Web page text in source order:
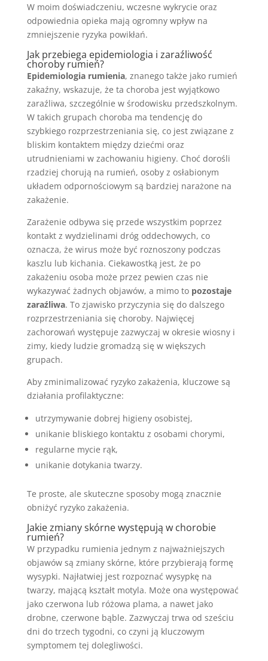
W moim doświadczeniu, wczesne wykrycie oraz
odpowiednia opieka mają ogromny wpływ na
zmniejszenie ryzyka powikłań.
Jak przebiega epidemiologia i zaraźliwość
choroby rumień?
Epidemiologia rumienia, znanego także jako rumień
zakaźny, wskazuje, że ta choroba jest wyjątkowo
zaraźliwa, szczególnie w środowisku przedszkolnym.
W takich grupach choroba ma tendencję do
szybkiego rozprzestrzeniania się, co jest związane z
bliskim kontaktem między dziećmi oraz
utrudnieniami w zachowaniu higieny. Choć dorośli
rzadziej chorują na rumień, osoby z osłabionym
układem odpornościowym są bardziej narażone na
zakażenie.
Zarażenie odbywa się przede wszystkim poprzez
kontakt z wydzielinami dróg oddechowych, co
oznacza, że wirus może być roznoszony podczas
kaszlu lub kichania. Ciekawostką jest, że po
zakażeniu osoba może przez pewien czas nie
wykazywać żadnych objawów, a mimo to pozostaje
zaraźliwa. To zjawisko przyczynia się do dalszego
rozprzestrzeniania się choroby. Najwięcej
zachorowań występuje zazwyczaj w okresie wiosny i
zimy, kiedy ludzie gromadzą się w większych
grupach.
Aby zminimalizować ryzyko zakażenia, kluczowe są
działania profilaktyczne:
utrzymywanie dobrej higieny osobistej,
unikanie bliskiego kontaktu z osobami chorymi,
regularne mycie rąk,
unikanie dotykania twarzy.
Te proste, ale skuteczne sposoby mogą znacznie
obniżyć ryzyko zakażenia.
Jakie zmiany skórne występują w chorobie
rumień?
W przypadku rumienia jednym z najważniejszych
objawów są zmiany skórne, które przybierają formę
wysypki. Najłatwiej jest rozpoznać wysypkę na
twarzy, mającą kształt motyla. Może ona występować
jako czerwona lub różowa plama, a nawet jako
drobne, czerwone bąble. Zazwyczaj trwa od sześciu
dni do trzech tygodni, co czyni ją kluczowym
symptomem tej dolegliwości.